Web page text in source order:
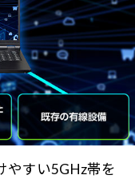
やすい5GHz帯を